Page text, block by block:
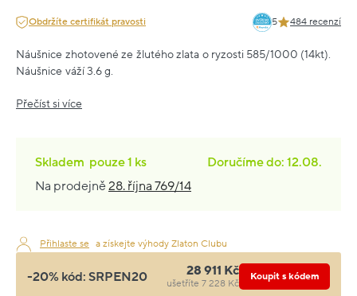
Obdržíte certifikát pravosti 5 484 recenzí
Náušnice zhotovené ze žlutého zlata o ryzosti 585/1000 (14kt).
Náušnice váží 3.6 g.
Přečíst si více
Skladem pouze1 ks
Doručíme do: 12.08.
Na prodejně28. října 769/14
Přihlaste se a získejte výhody Zlaton Clubu
-20% kód: SRPEN20 28 911 Kč
ušetříte 7 228 Kč
Koupit s kódem